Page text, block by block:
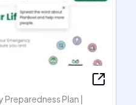
Plan |